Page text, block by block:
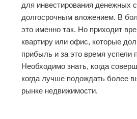
для инвестирования денежных
долгосрочным вложением. В
это именно так. Но приходит
квартиру или офис, которые
прибыль и за это время успели
Необходимо знать, когда
когда лучше подождать более
рынке недвижимости.